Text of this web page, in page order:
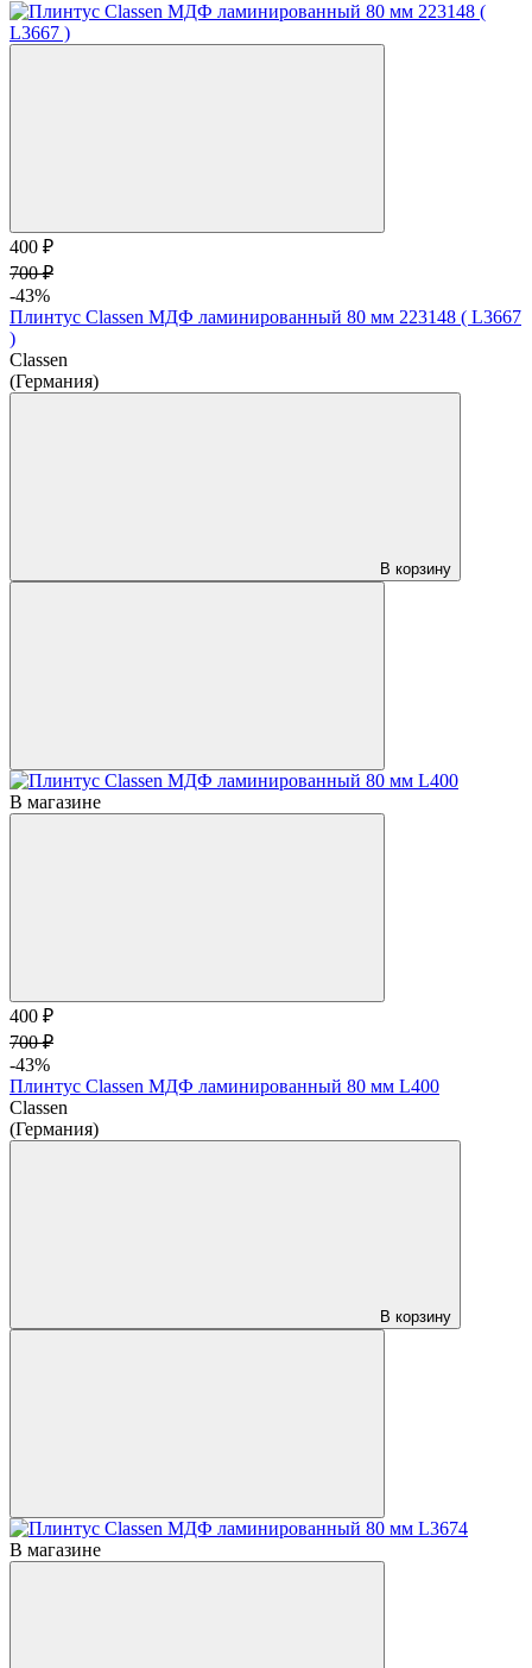
400 ₽
700 ₽
-43%
Плинтус Classen МДФ ламинированный 80 мм 223148 ( L3667
)
Classen
(Германия)
В корзину
В магазине
400 ₽
700 ₽
-43%
Плинтус Classen МДФ ламинированный 80 мм L400
Classen
(Германия)
В корзину
В магазине